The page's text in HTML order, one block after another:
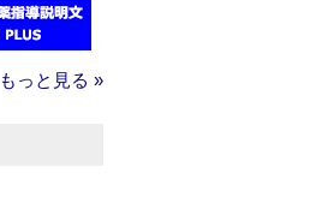
もっと見る »